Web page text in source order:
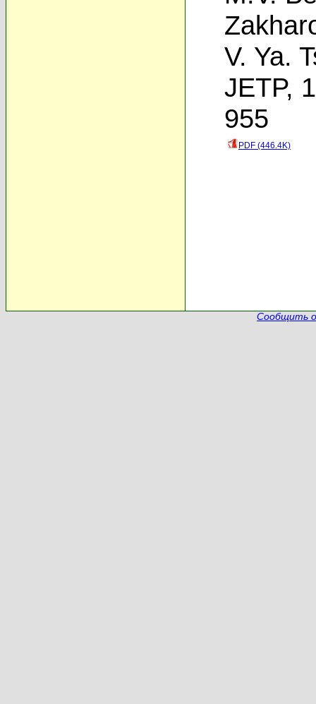
V. Ya.
JETP,
955
PDF (446.4K)
Сообщить о